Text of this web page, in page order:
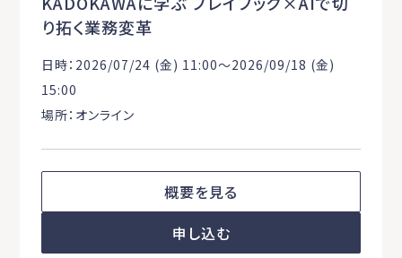
り拓く業務変革
日時：2026/07/24 (金) 11:00〜2026/09/18 (金)
15:00
場所：オンライン
概要を見る
申し込む